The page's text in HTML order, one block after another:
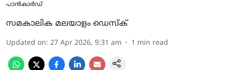
പാന്‍കാര്‍ഡ്
സമകാലിക മലയാളം ഡെസ്ക്
Updated on: 27 Apr 2026, 9:31 am 1 min read